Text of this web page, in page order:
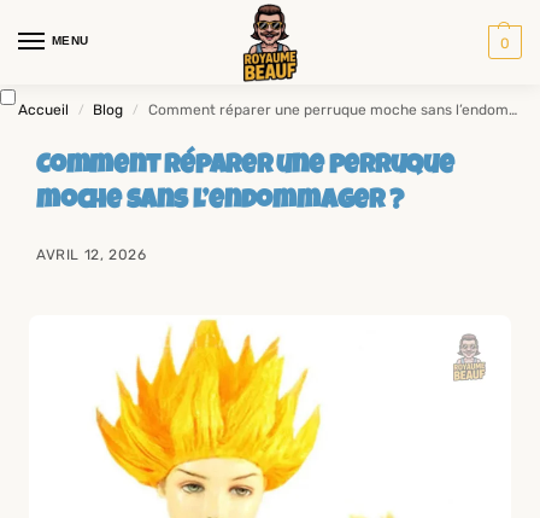
MENU 0
Accueil / Blog / Comment réparer une perruque moche sans l’endommager ?
Comment réparer une perruque
moche sans l’endommager ?
AVRIL 12, 2026